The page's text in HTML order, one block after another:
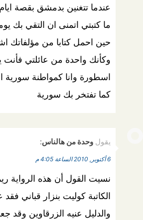
عندما تتغنين بدمشق بقصة
ما كتبتي اتمنى ان التقي بك
حين احمل كتابا من مؤلفاتك
وكأنك واحدة من عائلتي فأنت
اسطورة وانا كمواطنة سورية
كما تفتخر بك سورية
يقول وحدة من هالناس:
6 أكتوبر, 2010 الساعة 4:05 م
نسيت القول أن هذه الرواية
الكاتبة كوليت بنزار قباني
والدليل عنيه الزرقاوين وقد